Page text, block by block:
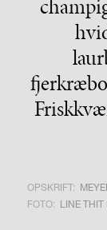
OPSKRIFT:
FOTO: LINE THIT